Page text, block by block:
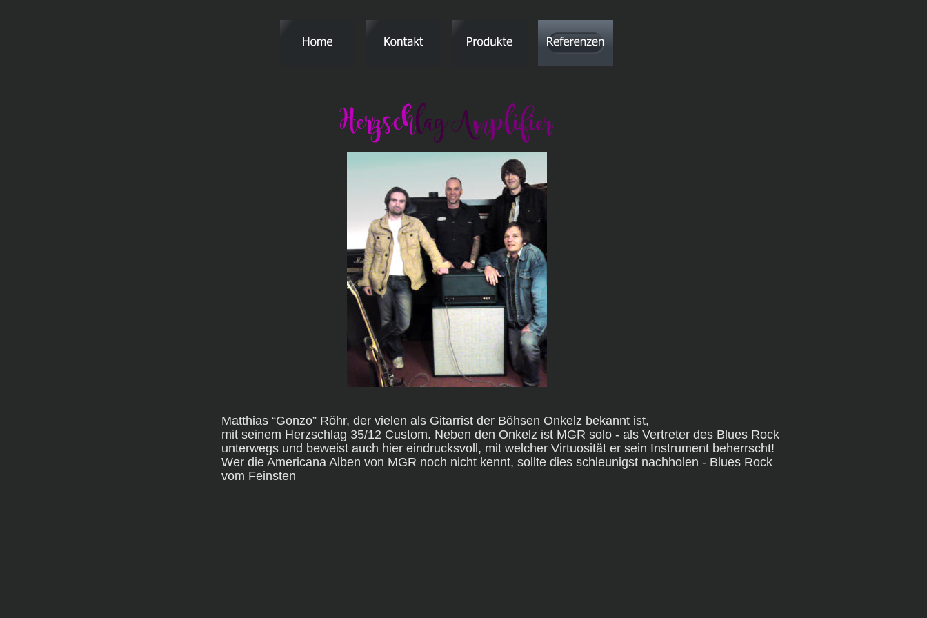
Matthias “Gonzo” Röhr, der vielen als Gitarrist der Böhsen Onkelz bekannt ist,
mit seinem Herzschlag 35/12 Custom. Neben den Onkelz ist MGR solo - als Vertreter des Blues Rock
unterwegs und beweist auch hier eindrucksvoll, mit welcher Virtuosität er sein Instrument beherrscht!
Wer die Americana Alben von MGR noch nicht kennt, sollte dies schleunigst nachholen - Blues Rock
vom Feinsten